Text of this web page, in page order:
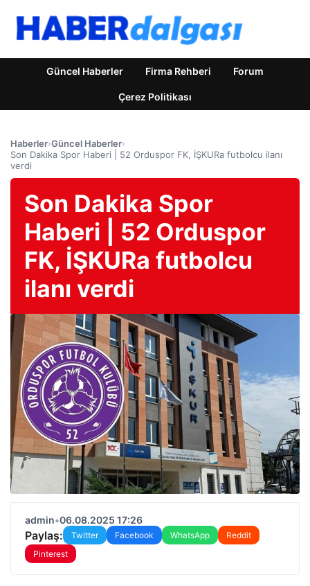
Güncel Haberler Firma Rehberi Forum
Çerez Politikası
Haberler›Güncel Haberler›
Son Dakika Spor Haberi | 52 Orduspor FK, İŞKURa futbolcu ilanı
verdi
Son Dakika Spor
Haberi | 52 Orduspor
FK, İŞKURa futbolcu
ilanı verdi
admin•06.08.2025 17:26
Paylaş: Twitter Facebook WhatsApp
Reddit
Pinterest